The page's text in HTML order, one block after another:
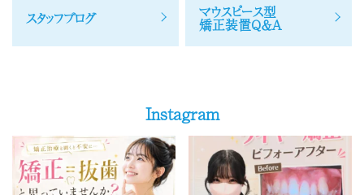
スタッフブログ マウスピース型
矯正装置Q＆A
Instagram